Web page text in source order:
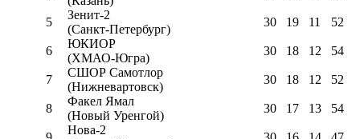
5
Зенит-2
(Санкт-Петербург)
30 19 11 52
6
ЮКИОР
(ХМАО-Югра)
30 18 12 54
7
СШОР Самотлор
(Нижневартовск)
30 18 12 52
8
Факел Ямал
(Новый Уренгой)
30 17 13 54
Нова-2